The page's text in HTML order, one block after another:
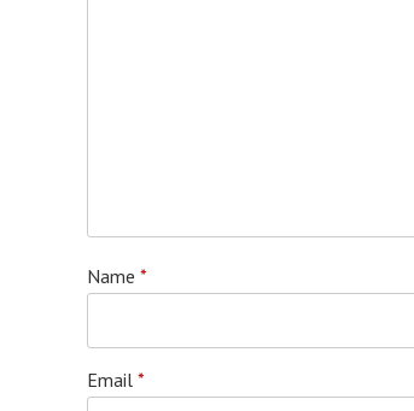
Name *
Email *